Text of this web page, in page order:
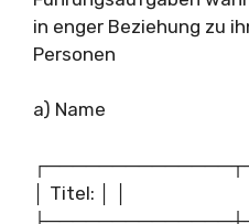
in enger Beziehung zu
Personen
a) Name
│ Titel: │ │